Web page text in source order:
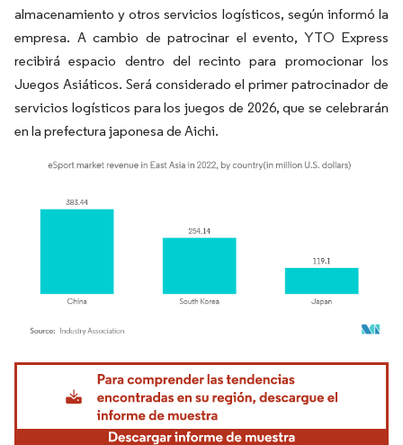
almacenamiento y otros servicios logísticos, según informó la
empresa. A cambio de patrocinar el evento, YTO Express
recibirá espacio dentro del recinto para promocionar los
Juegos Asiáticos. Será considerado el primer patrocinador de
servicios logísticos para los juegos de 2026, que se celebrarán
en la prefectura japonesa de Aichi.
Imagen © Mordor Intelligence. El uso requiere atribución según CC BY 4.0.